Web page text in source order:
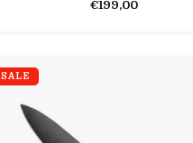
€199,00
SALE